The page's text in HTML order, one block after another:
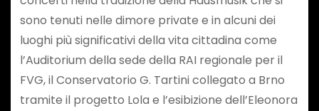
sono tenuti nelle dimore private e in alcuni dei
luoghi più significativi della vita cittadina come
l’Auditorium della sede della RAI regionale per il
FVG, il Conservatorio G. Tartini collegato a Brno
tramite il progetto Lola e l’esibizione dell’Eleonora